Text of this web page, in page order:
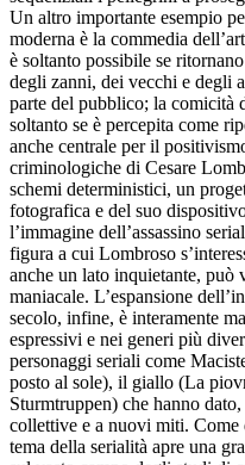
Un altro importante esempio
moderna è la commedia
è soltanto possibile se
degli zanni, dei vecchi e degli
parte del pubblico; la comicità
soltanto se è percepita come
anche centrale per il
criminologiche di Cesare
schemi deterministici, un
fotografica e del suo
l’immagine dell’assassino
figura a cui Lombroso
anche un lato inquietante, può
maniacale. L’espansione
secolo, infine, è interamente
espressivi e nei generi più
personaggi seriali come
posto al sole), il giallo (La
Sturmtruppen) che hanno
collettive e a nuovi miti. Come
tema della serialità apre una